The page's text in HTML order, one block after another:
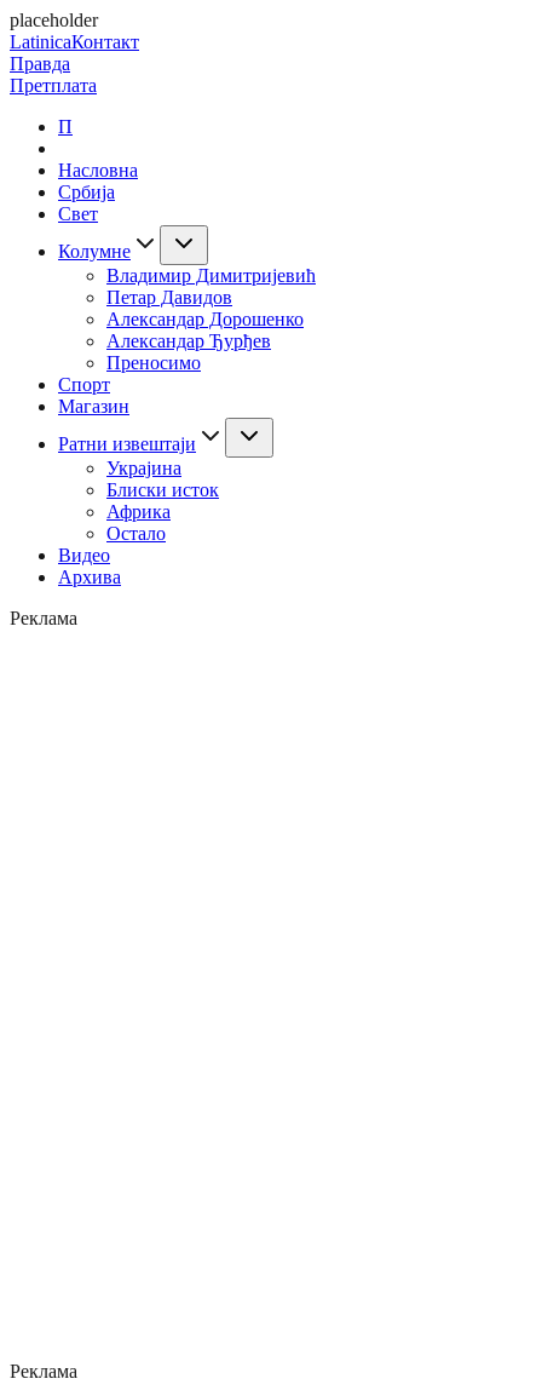
placeholder
LatinicaКонтакт
Правда
Претплата
П
Насловна
Србија
Свет
Колумне
Владимир Димитријевић
Петар Давидов
Александар Дорошенко
Александар Ђурђев
Преносимо
Спорт
Магазин
Ратни извештаји
Украјина
Блиски исток
Африка
Остало
Видео
Архива
Реклама
Реклама